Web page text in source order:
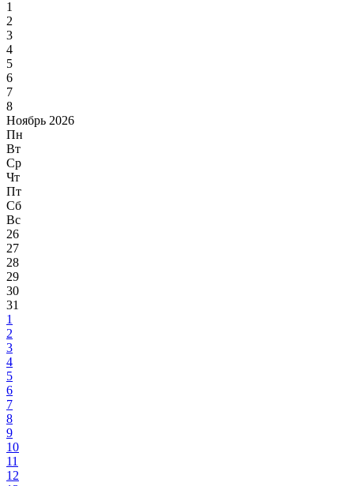
1
2
3
4
5
6
7
8
Ноябрь 2026
Пн
Вт
Ср
Чт
Пт
Сб
Вс
26
27
28
29
30
31
1
2
3
4
5
6
7
8
9
10
11
12